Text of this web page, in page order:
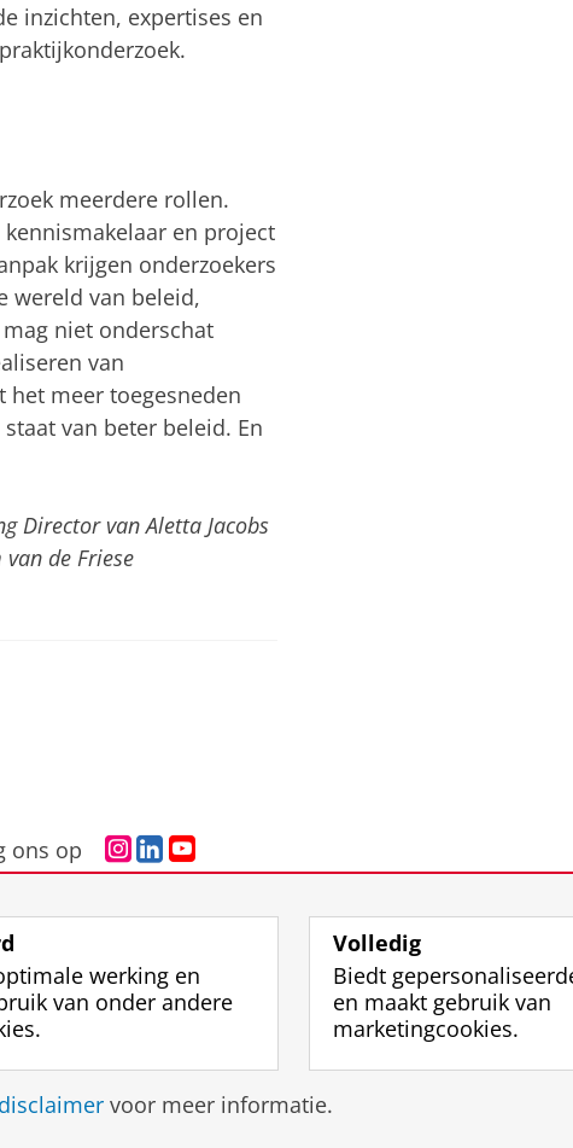
inzichten, expertises en
meerdere rollen.
en project
krijgen onderzoekers
wereld van beleid,
niet onderschat
van
het meer toegesneden
van beter beleid. En
Director van Aletta Jacobs
de Friese
ons op
I
n
g
r
a
L
i
d
I
a
Y
o
b
e
n
Privacy Cookies Inloggen
werking en
van onder andere
Volledig
Biedt
en maakt gebruik van
marketingcookies.
voor meer informatie.